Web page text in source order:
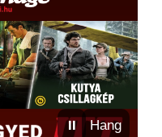
⏸ Hang